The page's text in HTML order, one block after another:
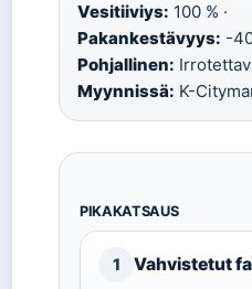
Vesitiiviys: 100 % ·
Pakankestävyys: -
Pohjallinen:
Myynnissä: K-
PIKAKATSAUS
1 Vahvistetut